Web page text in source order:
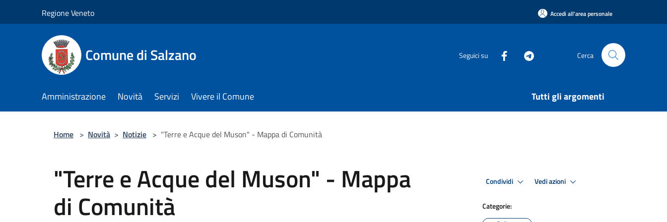
Regione Veneto Accedi all'area personale
Comune di Salzano Seguici su Cerca
Amministrazione Novità Servizi Vivere il Comune Tutti gli argomenti
Home > Novità > Notizie > "Terre e Acque del Muson" - Mappa di Comunità
"Terre e Acque del Muson" - Mappa
di Comunità
Condividi Vedi azioni
Categorie: